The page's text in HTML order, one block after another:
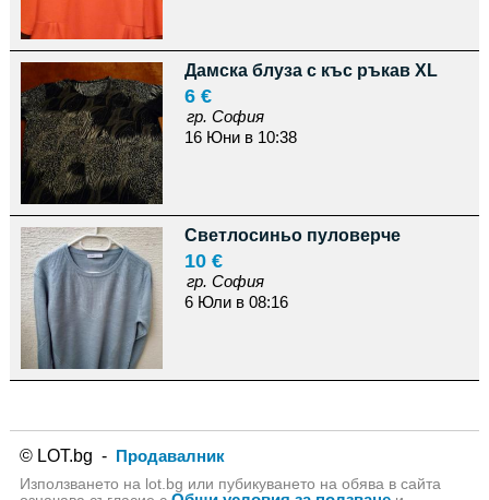
Дамска блуза с къс ръкав XL
6 €
гр. София
16 Юни в 10:38
Светлосиньо пуловерче
10 €
гр. София
6 Юли в 08:16
© LOT.bg - Продавалник
Използването на lot.bg или пубикуването на обява в сайта